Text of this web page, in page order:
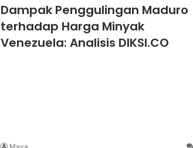
Dampak Penggulingan Maduro
terhadap Harga Minyak
Venezuela: Analisis DIKSI.CO